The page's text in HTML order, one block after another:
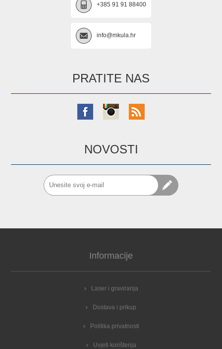
+385 91 91 88400
info@mkula.hr
PRATITE NAS
NOVOSTI
Informacije
Laser i graviranja
Dostava i prikup
Politika privatnosti
Uvjeti korištenja